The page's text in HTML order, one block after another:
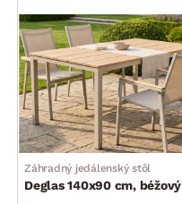
Záhradný jedálenský stôl
Deglas 140x90 cm, béžový